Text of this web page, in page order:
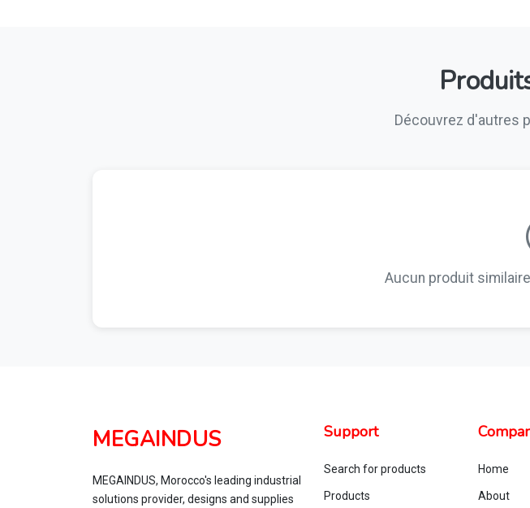
Découvrez d'autres
Aucun produit
MEGAINDUS
MEGAINDUS, Morocco's leading industrial
solutions provider, designs and supplies
Support
Search for products
Products
Home
About